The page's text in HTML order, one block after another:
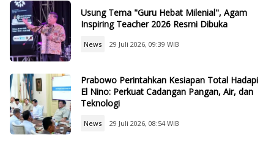
Usung Tema "Guru Hebat Milenial", Agam
Inspiring Teacher 2026 Resmi Dibuka
News 29 Juli 2026, 09:39 WIB
Prabowo Perintahkan Kesiapan Total Hadapi
El Nino: Perkuat Cadangan Pangan, Air, dan
Teknologi
News 29 Juli 2026, 08:54 WIB